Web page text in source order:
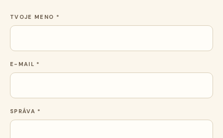
TVOJE MENO *
E-MAIL *
SPRÁVA *